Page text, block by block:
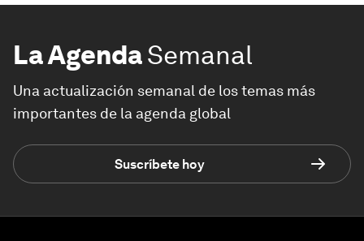
La AgendaSemanal
Una actualización semanal de los temas más
importantes de la agenda global
Suscríbete hoy